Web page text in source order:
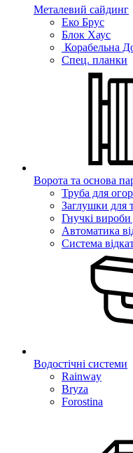
Металевий сайдинг
Еко Брус
Блок Хаус
Корабельна
Спец. планки
Ворота та основа
Труба для
Заглушки для
Гнучкі вироби
Автоматика
Система
Водостічні системи
Rainway
Bryza
Forostina